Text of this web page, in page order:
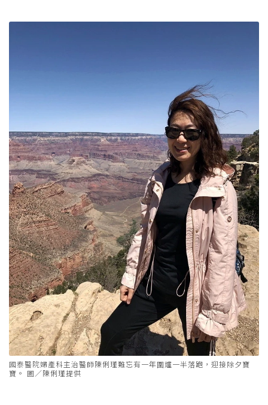
國泰醫院婦產科主治醫師陳俐瑾難忘有一年圍爐一半落跑，迎接除夕寶
寶。 圖／陳俐瑾提供